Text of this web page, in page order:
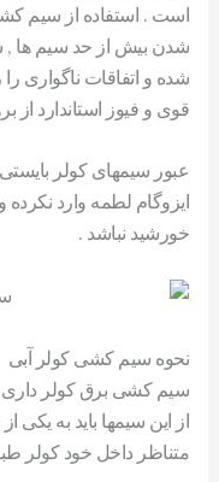
است . استفاده از سیم
شدن بیش از حد سیم ها ,
شده و اتفاقات ناگواری
قوی و فیوز استاندارد از
عبور سیمهای کولر
ایزوگام لطمه وارد
خورشید نباشد .
نحوه سیم کشی کولر آبی
از این سیمها باید به
متناظر داخل خود کولر